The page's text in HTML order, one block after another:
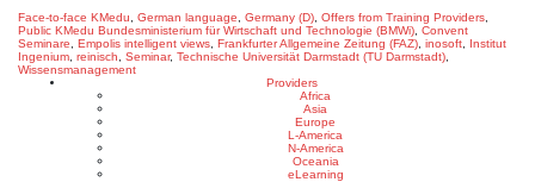
Face-to-face KMedu German language Germany (D) Offers from Training Providers
Public KMedu Bundesministerium für Wirtschaft und Technologie (BMWi) Convent
Seminare
Empolis intelligent views Frankfurter Allgemeine Zeitung (FAZ) inosoft
Institut
Ingenium reinisch Seminar, Technische Universität Darmstadt (TU Darmstadt)
Wissensmanagement
Providers
Africa
Asia
Europe
L-America
N-America
Oceania
eLearning